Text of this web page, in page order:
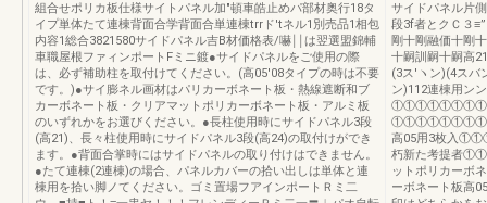
組合せポリカ板仕様サイトパネル加"頓車皓止めパ部材奥行18タ
イプ単体たて連棟背面合学背面合単連棟trrド′tネル1別売品1相包
内容1総合3821580サイドパネル吉B材価格表/嚇￨￨は翌選盟錦輔
車職屋根ファィンポートFミニ鍍●サイドパネルをご使用の際
は、必ず補助柱を取付けてください。(高05'08タイプの時は不要
です。)●サイ膨ネル画材はパリカーボネート板・熱線遮断和ブ
カーボネート板・クリアマットポリカーボネート板・アルミ板
のいずれかをお選びください。●長柱使用時にサイドパネル3段
(高21)、長々柱使用時にサイドパネル3段(高24)の取付けができ
ます。●背面合掌時にはサイドパネルの取り付けはできません。
●たて連棟(2連棟)の場合、パネルカバーの拾い出しは単体と連
棟用を拾い脚ノてください。ゴミ置場フアインポートＲミ二
サイドパネル片
段3f者とクＣ３
剛十剛融価十剛
十嗣訓嗣十嗣高
(3ス′ヽン)(4スバ
ン)112連棟用ン
①①①①①①①①ス′
①①①①①①①①サィ
高05用3枚入
朽新た考提
ットポリカーボ
ーボネート板高